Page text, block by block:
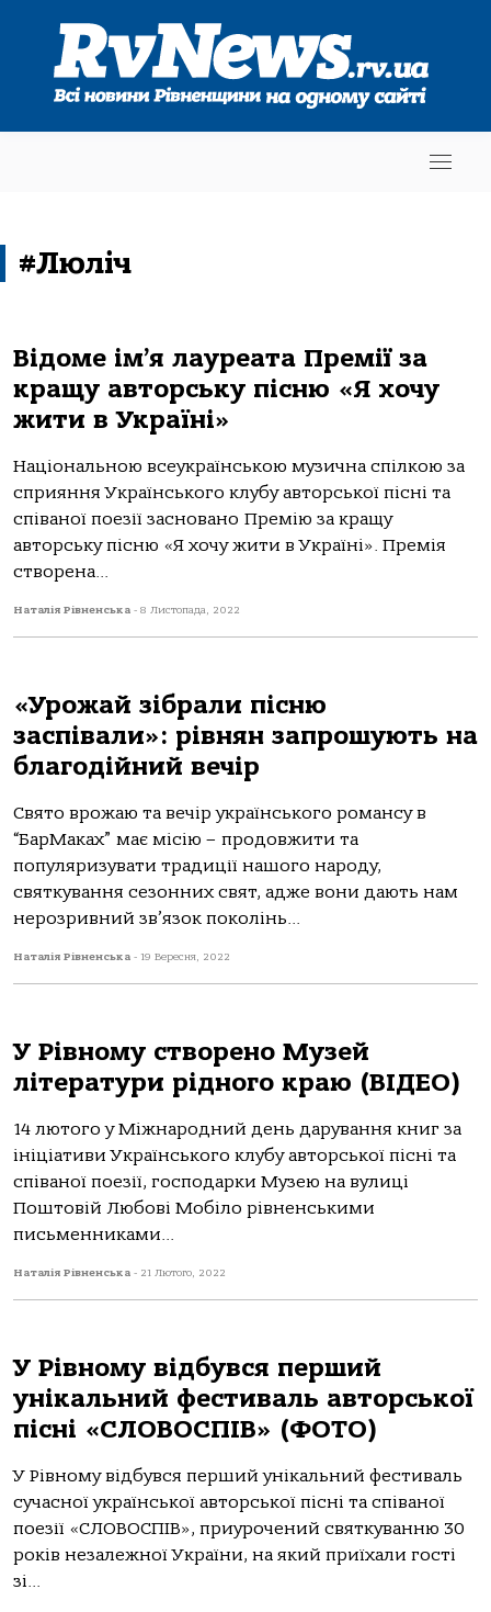
#Люліч
Відоме ім’я лауреата Премії за
кращу авторську пісню «Я хочу
жити в Україні»
Національною всеукраїнською музична спілкою за
сприяння Українського клубу авторської пісні та
співаної поезії засновано Премію за кращу
авторську пісню «Я хочу жити в Україні». Премія
створена...
Наталія Рівненська - 8 Листопада, 2022
«Урожай зібрали пісню
заспівали»: рівнян запрошують на
благодійний вечір
Свято врожаю та вечір українського романсу в
“БарМаках” має місію – продовжити та
популяризувати традиції нашого народу,
святкування сезонних свят, адже вони дають нам
нерозривний зв’язок поколінь...
Наталія Рівненська - 19 Вересня, 2022
У Рівному створено Музей
літератури рідного краю (ВІДЕО)
14 лютого у Міжнародний день дарування книг за
ініціативи Українського клубу авторської пісні та
співаної поезії, господарки Музею на вулиці
Поштовій Любові Мобіло рівненськими
письменниками...
Наталія Рівненська - 21 Лютого, 2022
У Рівному відбувся перший
унікальний фестиваль авторської
пісні «СЛОВОСПІВ» (ФОТО)
У Рівному відбувся перший унікальний фестиваль
сучасної української авторської пісні та співаної
поезії «СЛОВОСПІВ», приурочений святкуванню 30
років незалежної України, на який приїхали гості
зі...